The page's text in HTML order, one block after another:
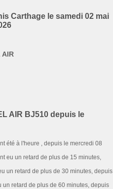
Carthage le samedi 02 mai
AIR
AIR BJ510 depuis le
été à l'heure , depuis le mercredi 08
eu un retard de plus de 15 minutes,
un retard de plus de 30 minutes, depuis
un retard de plus de 60 minutes, depuis